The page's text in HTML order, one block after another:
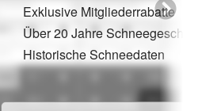
Exklusive Mitgliederrabatte
Über 20 Jahre Schneegeschichte
Historische Schneedaten